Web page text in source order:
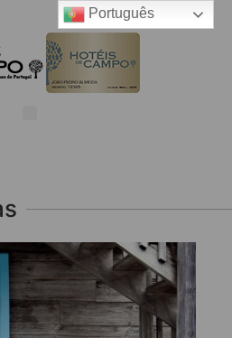
Português